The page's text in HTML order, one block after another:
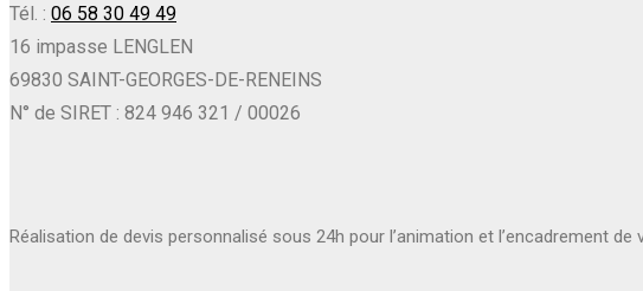
Tél. : 06 58 30 49 49
16 impasse LENGLEN
69830 SAINT-GEORGES-DE-RENEINS
N° de SIRET : 824 946 321 / 00026
Réalisation de devis personnalisé sous 24h pour l’animation et l’encadrement de